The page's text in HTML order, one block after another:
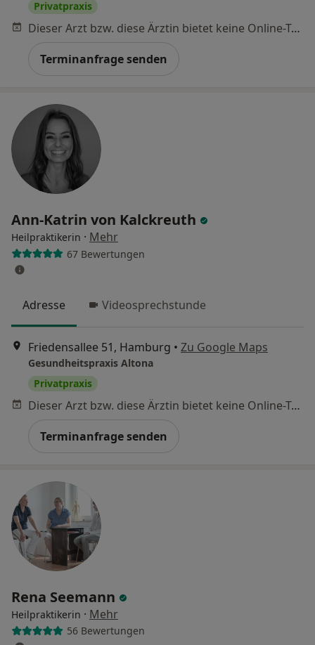
Privatpraxis
Dieser Arzt bzw. diese Ärztin bietet keine Online-Terminbuchung an diesem Standort an.
Terminanfrage senden
Ann-Katrin von Kalckreuth
Heilpraktikerin · Mehr
67 Bewertungen
Adresse Videosprechstunde
Friedensallee 51, Hamburg • Zu Google Maps
Gesundheitspraxis Altona
Privatpraxis
Dieser Arzt bzw. diese Ärztin bietet keine Online-Terminbuchung an diesem Standort an.
Terminanfrage senden
Rena Seemann
Heilpraktikerin · Mehr
56 Bewertungen